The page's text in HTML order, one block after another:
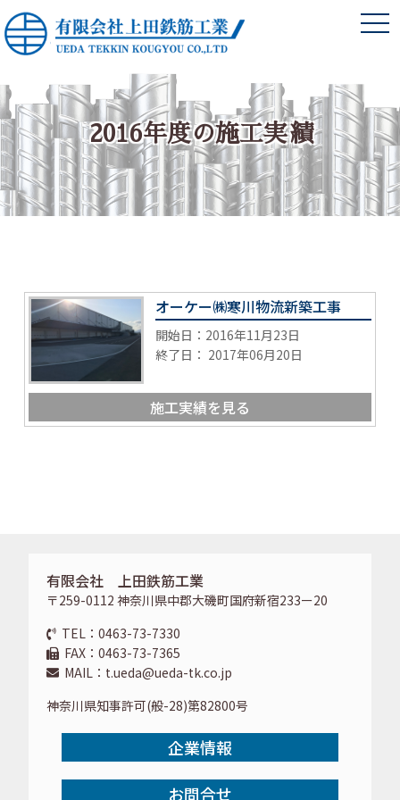
2016年度の施工実績
オーケー㈱寒川物流新築工事
開始日：2016年11月23日
終了日： 2017年06月20日
施工実績を見る
有限会社 上田鉄筋工業
〒259-0112 神奈川県中郡大磯町国府新宿233ー20
TEL：0463-73-7330
FAX：0463-73-7365
MAIL：t.ueda@ueda-tk.co.jp
神奈川県知事許可(般-28)第82800号
企業情報
お問合せ